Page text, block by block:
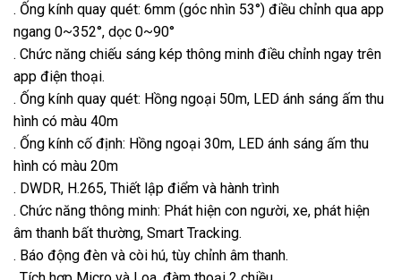
. Ống kính quay quét: 6mm (góc nhìn 53°) điều chỉnh qua app
ngang 0~352°, dọc 0~90°
. Chức năng chiếu sáng kép thông minh điều chỉnh ngay trên
app điện thoại.
. Ống kính quay quét: Hồng ngoại 50m, LED ánh sáng ấm thu
hình có màu 40m
. Ống kính cố định: Hồng ngoại 30m, LED ánh sáng ấm thu
hình có màu 20m
. DWDR, H.265, Thiết lập điểm và hành trình
. Chức năng thông minh: Phát hiện con người, xe, phát hiện
âm thanh bất thường, Smart Tracking.
. Báo động đèn và còi hú, tùy chỉnh âm thanh.